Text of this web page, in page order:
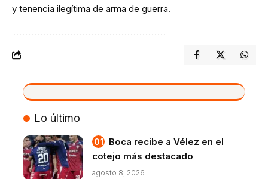
y tenencia ilegítima de arma de guerra.
VIVO
Lo último
Boca recibe a Vélez en el
cotejo más destacado
agosto 8, 2026